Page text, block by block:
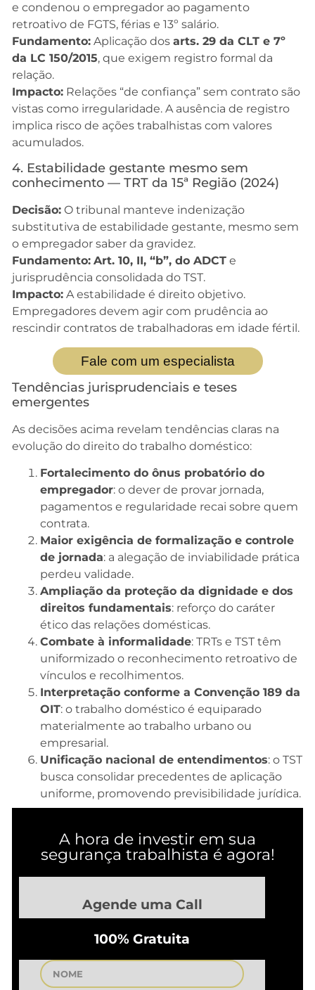
e condenou o empregador ao pagamento
retroativo de FGTS, férias e 13º salário.
Fundamento: Aplicação dos arts. 29 da CLT e 7º
da LC 150/2015, que exigem registro formal da
relação.
Impacto: Relações “de confiança” sem contrato são
vistas como irregularidade. A ausência de registro
implica risco de ações trabalhistas com valores
acumulados.
4. Estabilidade gestante mesmo sem
conhecimento — TRT da 15ª Região (2024)
Decisão: O tribunal manteve indenização
substitutiva de estabilidade gestante, mesmo sem
o empregador saber da gravidez.
Fundamento: Art. 10, II, “b”, do ADCT e
jurisprudência consolidada do TST.
Impacto: A estabilidade é direito objetivo.
Empregadores devem agir com prudência ao
rescindir contratos de trabalhadoras em idade fértil.
Fale com um especialista
Tendências jurisprudenciais e teses
emergentes
As decisões acima revelam tendências claras na
evolução do direito do trabalho doméstico:
Fortalecimento do ônus probatório do
empregador: o dever de provar jornada,
pagamentos e regularidade recai sobre quem
contrata.
Maior exigência de formalização e controle
de jornada: a alegação de inviabilidade prática
perdeu validade.
Ampliação da proteção da dignidade e dos
direitos fundamentais: reforço do caráter
ético das relações domésticas.
Combate à informalidade: TRTs e TST têm
uniformizado o reconhecimento retroativo de
vínculos e recolhimentos.
Interpretação conforme a Convenção 189 da
OIT: o trabalho doméstico é equiparado
materialmente ao trabalho urbano ou
empresarial.
Unificação nacional de entendimentos: o TST
busca consolidar precedentes de aplicação
uniforme, promovendo previsibilidade jurídica.
A hora de investir em sua
segurança trabalhista é agora!
Agende uma Call
100% Gratuita